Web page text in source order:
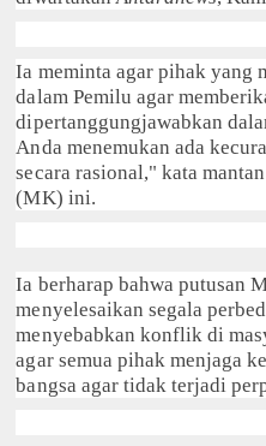
Ia meminta agar pihak yang
dalam Pemilu agar
dipertanggungjawabkan
Anda menemukan ada
secara rasional," kata
(MK) ini.
Ia berharap bahwa putusan
menyelesaikan segala
menyebabkan konflik di
agar semua pihak menjaga
bangsa agar tidak terjadi